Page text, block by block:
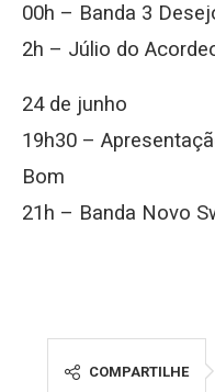
00h – Banda 3
2h – Júlio do
24 de junho
19h30 –
Bom
21h – Banda Novo
COMPARTILHE